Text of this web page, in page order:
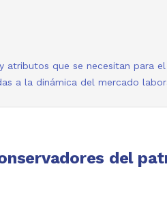
que se necesitan para
a la dinámica del mercado
del